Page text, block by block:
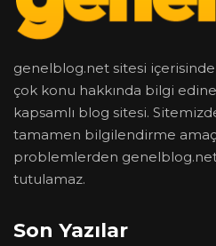
genelblog.net sitesi
çok konu hakkında bilgi
kapsamlı blog sitesi.
tamamen bilgilendirme
problemlerden
tutulamaz.
Son Yazılar